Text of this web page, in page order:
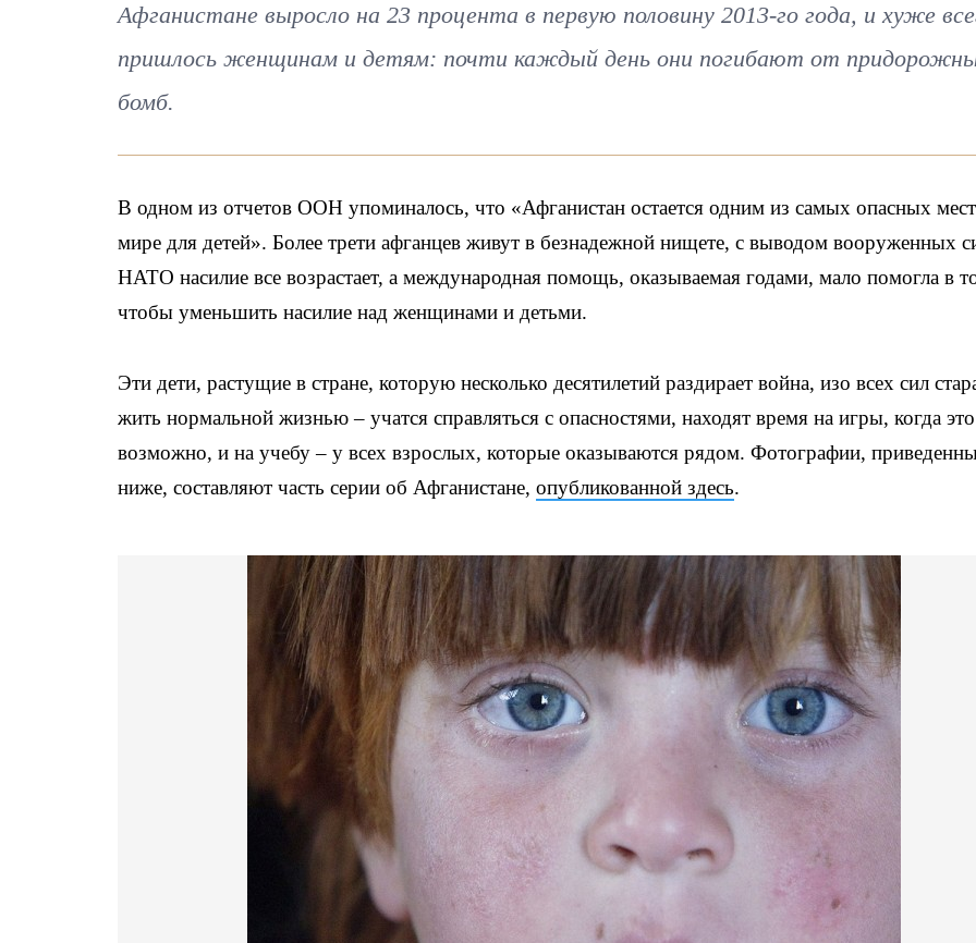
Афганистане выросло на 23 процента в первую половину 2013-го года, и хуже
пришлось женщинам и детям: почти каждый день они погибают от
бомб.
В одном из отчетов ООН упоминалось, что «Афганистан остается одним из самых опасных
мире для детей». Более трети афганцев живут в безнадежной нищете, с выводом вооруженных
НАТО насилие все возрастает, а международная помощь, оказываемая годами, мало помогла в
чтобы уменьшить насилие над женщинами и детьми.
Эти дети, растущие в стране, которую несколько десятилетий раздирает война, изо всех сил
жить нормальной жизнью – учатся справляться с опасностями, находят время на игры, когда это
возможно, и на учебу – у всех взрослых, которые оказываются рядом. Фотографии,
ниже, составляют часть серии об Афганистане, опубликованной здесь.